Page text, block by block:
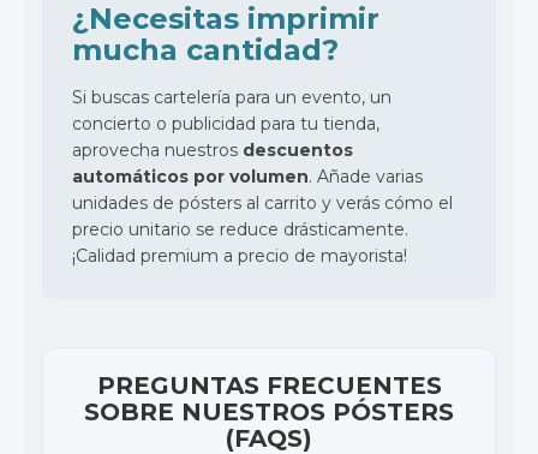
¿Necesitas imprimir
mucha cantidad?
Si buscas cartelería para un evento, un
concierto o publicidad para tu tienda,
aprovecha nuestros descuentos
automáticos por volumen. Añade varias
unidades de pósters al carrito y verás cómo el
precio unitario se reduce drásticamente.
¡Calidad premium a precio de mayorista!
PREGUNTAS FRECUENTES
SOBRE NUESTROS PÓSTERS
(FAQS)